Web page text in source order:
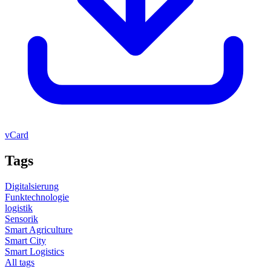
vCard
Tags
Digitalsierung
Funktechnologie
logistik
Sensorik
Smart Agriculture
Smart City
Smart Logistics
All tags